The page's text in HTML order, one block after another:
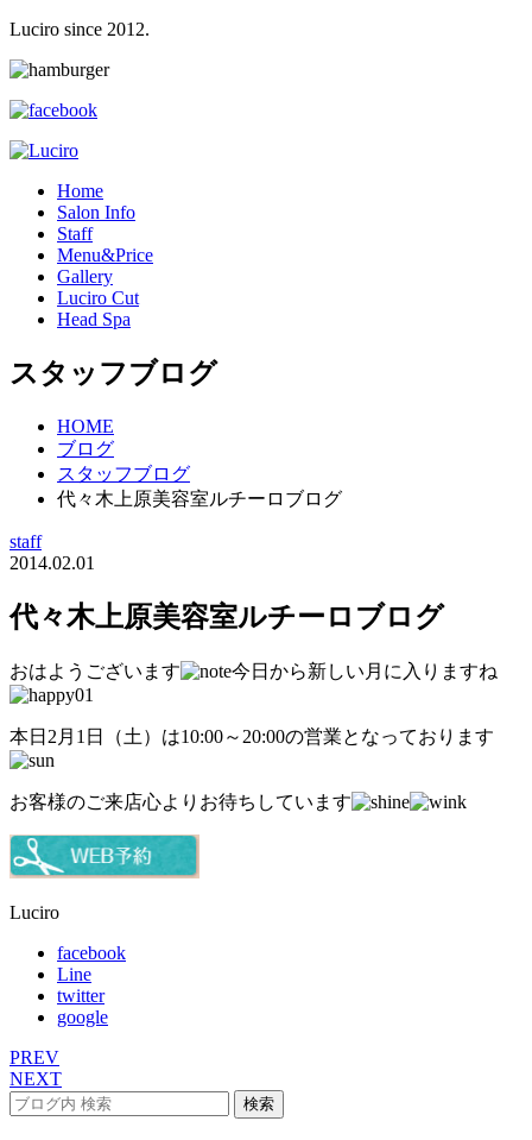
Luciro since 2012.
Home
Salon Info
Staff
Menu&Price
Gallery
Luciro Cut
Head Spa
スタッフブログ
HOME
ブログ
スタッフブログ
代々木上原美容室ルチーロブログ
staff
2014.02.01
代々木上原美容室ルチーロブログ
おはようございます 今日から新しい月に入りますね
本日2月1日（土）は10:00～20:00の営業となっております
お客様のご来店心よりお待ちしています
Luciro
facebook
Line
twitter
google
PREV
NEXT